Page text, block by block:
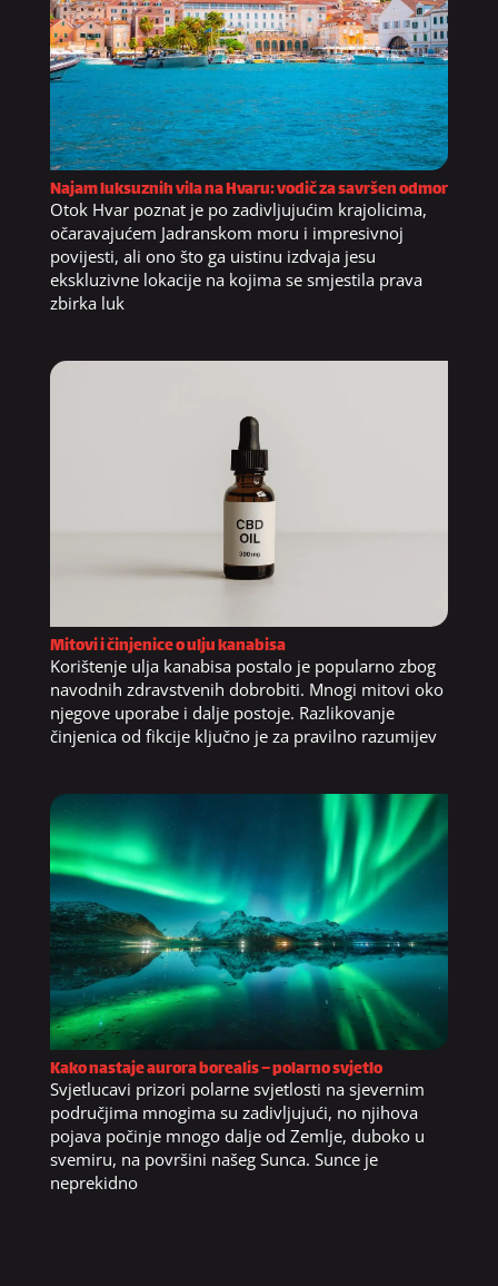
Najam luksuznih vila na Hvaru: vodič za savršen odmor
Otok Hvar poznat je po zadivljujućim krajolicima,
očaravajućem Jadranskom moru i impresivnoj
povijesti, ali ono što ga uistinu izdvaja jesu
ekskluzivne lokacije na kojima se smjestila prava
zbirka luk
Mitovi i činjenice o ulju kanabisa
Korištenje ulja kanabisa postalo je popularno zbog
navodnih zdravstvenih dobrobiti. Mnogi mitovi oko
njegove uporabe i dalje postoje. Razlikovanje
činjenica od fikcije ključno je za pravilno razumijev
Kako nastaje aurora borealis – polarno svjetlo
Svjetlucavi prizori polarne svjetlosti na sjevernim
područjima mnogima su zadivljujući, no njihova
pojava počinje mnogo dalje od Zemlje, duboko u
svemiru, na površini našeg Sunca. Sunce je
neprekidno